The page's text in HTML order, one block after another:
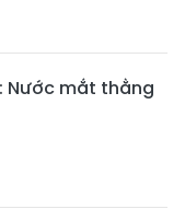
Nước mắt thằng